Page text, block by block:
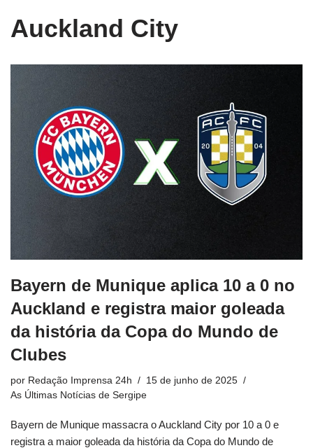
Auckland City
Bayern de Munique aplica 10 a 0 no
Auckland e registra maior goleada
da história da Copa do Mundo de
Clubes
por Redação Imprensa 24h
15 de junho de 2025
As Últimas Notícias de Sergipe
Bayern de Munique massacra o Auckland City por 10 a 0 e
registra a maior goleada da história da Copa do Mundo de